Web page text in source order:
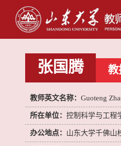
张国腾 教
教师英文名称： Guoteng
所在单位： 控制科学与工程
办公地点： 山东大学千佛山